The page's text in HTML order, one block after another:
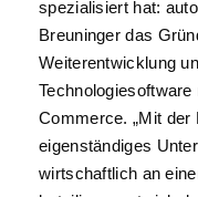
spezialisiert hat:
Breuninger das
Weiterentwicklung
Commerce. „Mit der
eigenständiges
wirtschaftlich an